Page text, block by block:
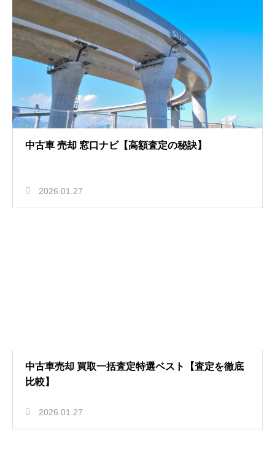
中古車 売却 窓口ナビ【高額査定の秘訣】
2026.01.27
中古車売却 買取一括査定特選ベスト【査定を徹底
比較】
2026.01.27